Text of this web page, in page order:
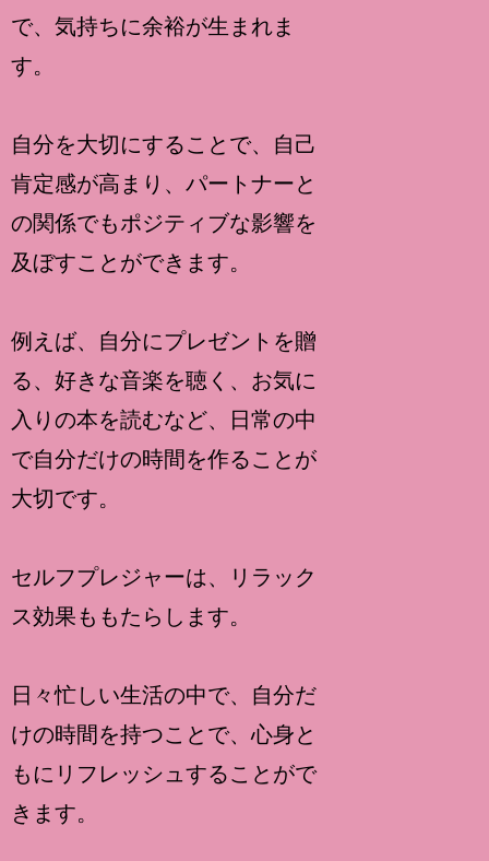
で、気持ちに余裕が生まれま
す。
自分を大切にすることで、自己
肯定感が高まり、パートナーと
の関係でもポジティブな影響を
及ぼすことができます。
例えば、自分にプレゼントを贈
る、好きな音楽を聴く、お気に
入りの本を読むなど、日常の中
で自分だけの時間を作ることが
大切です。
セルフプレジャーは、リラック
ス効果ももたらします。
日々忙しい生活の中で、自分だ
けの時間を持つことで、心身と
もにリフレッシュすることがで
きます。